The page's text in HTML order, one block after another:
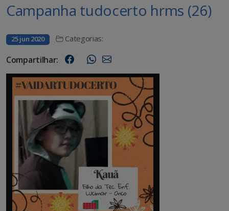
Campanha tudocerto hrms (26)
25 jun 2020 Categorias:
Compartilhar: